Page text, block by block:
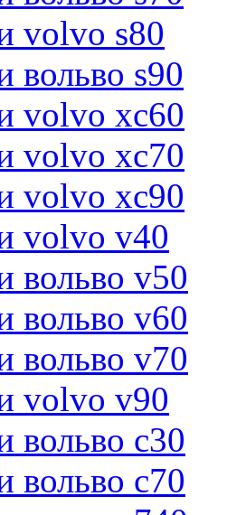
volvo s80
вольво s90
volvo xc60
volvo xc70
volvo xc90
volvo v40
вольво v50
вольво v60
вольво v70
volvo v90
вольво c30
вольво c70